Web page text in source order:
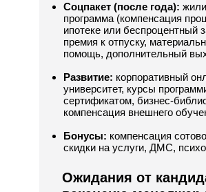
Соцпакет (после года):
программа (компенсация
ипотеке или беспроцентный
премия к отпуску,
помощь, дополнительный
Развитие: корпоративный
университет, курсы
сертификатом, бизнес-
компенсация внешнего
Бонусы: компенсация
скидки на услуги, ДМС,
Ожидания от